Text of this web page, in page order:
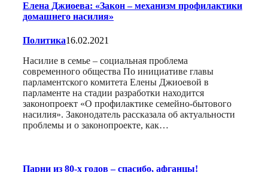
Елена Джиоева: «Закон – механизм профилактики
домашнего насилия»
Политика16.02.2021
Насилие в семье – социальная проблема
современного общества По инициативе главы
парламентского комитета Елены Джиоевой в
парламенте на стадии разработки находится
законопроект «О профилактике семейно-бытового
насилия». Законодатель рассказала об актуальности
проблемы и о законопроекте, как…
Парни из 80-х годов – спасибо, афганцы!